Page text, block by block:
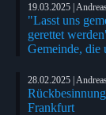
19.03.2025 |
"Lasst uns
gerettet
Gemeinde, die
28.02.2025 |
Frankfurt